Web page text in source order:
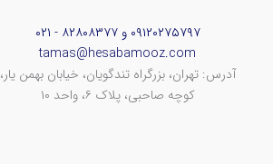
۰۹۱۲۰۲۷۵۷۹۷ و ۸۲۸۰۸۳۷۷ - ۰۲۱
tamas@hesabamooz.com
آدرس: تهران، بزرگراه تندگویان، خیابان بهمن یار،
کوچه صاحبی، پلاک ۶، واحد ۱۰